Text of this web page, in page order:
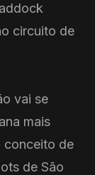
circuito de
vai se
mais
conceito de
de São